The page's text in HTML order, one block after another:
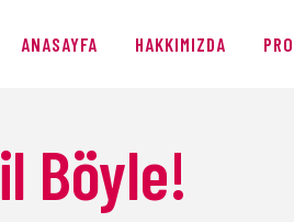
ANASAYFA HAKKIMIZDA
Böyle!